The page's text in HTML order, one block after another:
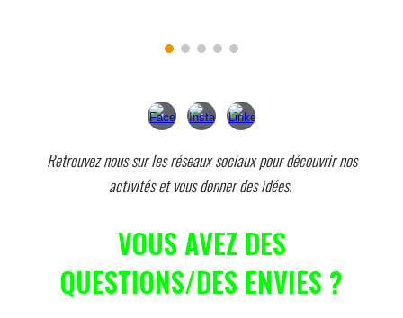
Retrouvez nous sur les réseaux sociaux pour découvrir nos
activités et vous donner des idées.
VOUS AVEZ DES
QUESTIONS/DES ENVIES ?